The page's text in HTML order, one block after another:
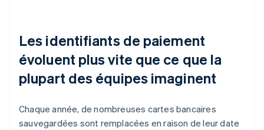
Les identifiants de paiement
évoluent plus vite que ce que la
plupart des équipes imaginent
Chaque année, de nombreuses cartes bancaires
sauvegardées sont remplacées en raison de leur date